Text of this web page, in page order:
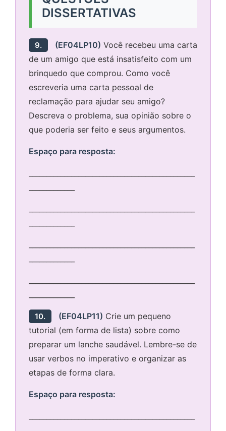
DISSERTATIVAS
9. (EF04LP10) Você recebeu uma carta
de um amigo que está insatisfeito com um
brinquedo que comprou. Como você
escreveria uma carta pessoal de
reclamação para ajudar seu amigo?
Descreva o problema, sua opinião sobre o
que poderia ser feito e seus argumentos.
Espaço para resposta:
10. (EF04LP11) Crie um pequeno
tutorial (em forma de lista) sobre como
preparar um lanche saudável. Lembre-se de
usar verbos no imperativo e organizar as
etapas de forma clara.
Espaço para resposta: